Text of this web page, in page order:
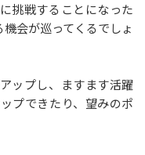
挑戦することになった
会が巡ってくるでしょ
ップし、ますます活躍
プできたり、望みのポ